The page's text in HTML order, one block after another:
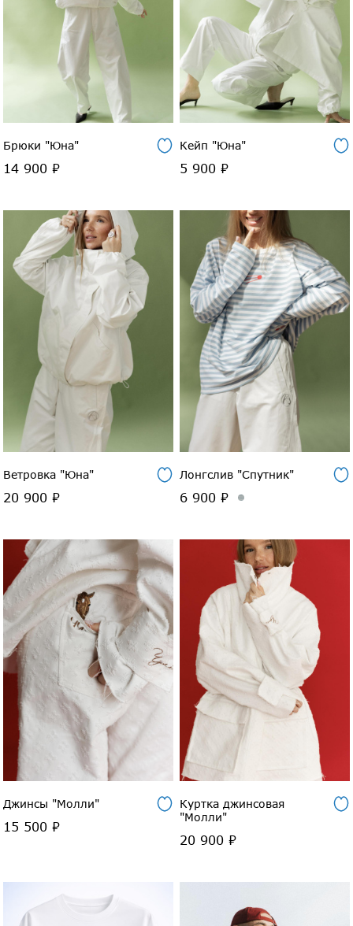
Брюки "Юна"
14 900 ₽
Кейп "Юна"
5 900 ₽
Ветровка "Юна"
20 900 ₽
Лонгслив "Спутник"
6 900 ₽
Джинсы "Молли"
15 500 ₽
Куртка джинсовая
"Молли"
20 900 ₽